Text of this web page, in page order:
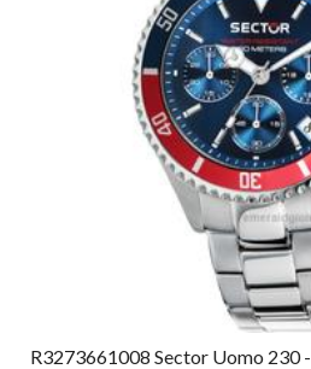
R3273661008 Sector Uomo 230 -